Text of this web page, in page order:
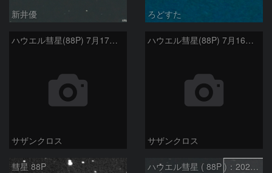
新井優 ろどすた
ハウエル彗星(88P) 7月17日 Seestar50
サザンクロス
ハウエル彗星(88P) 7月16日 Seestar50
サザンクロス
彗星 88P ハウエル彗星 ( 88P )：2026/07/20